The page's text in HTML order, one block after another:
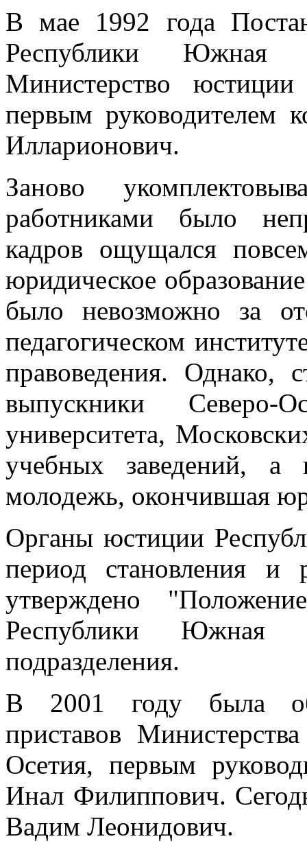
В мае 1992 года
Республики Южная
Министерство
первым руководителем
Илларионович.
Заново
работниками было
кадров ощущался
юридическое
было невозможно за
педагогическом
правоведения. Однако,
выпускники Северо-
университета,
учебных заведений, а
молодежь, окончившая
Органы юстиции
период становления
утверждено
Республики Южная
подразделения.
В 2001 году была
приставов
Осетия, первым
Инал Филиппович.
Вадим Леонидович.